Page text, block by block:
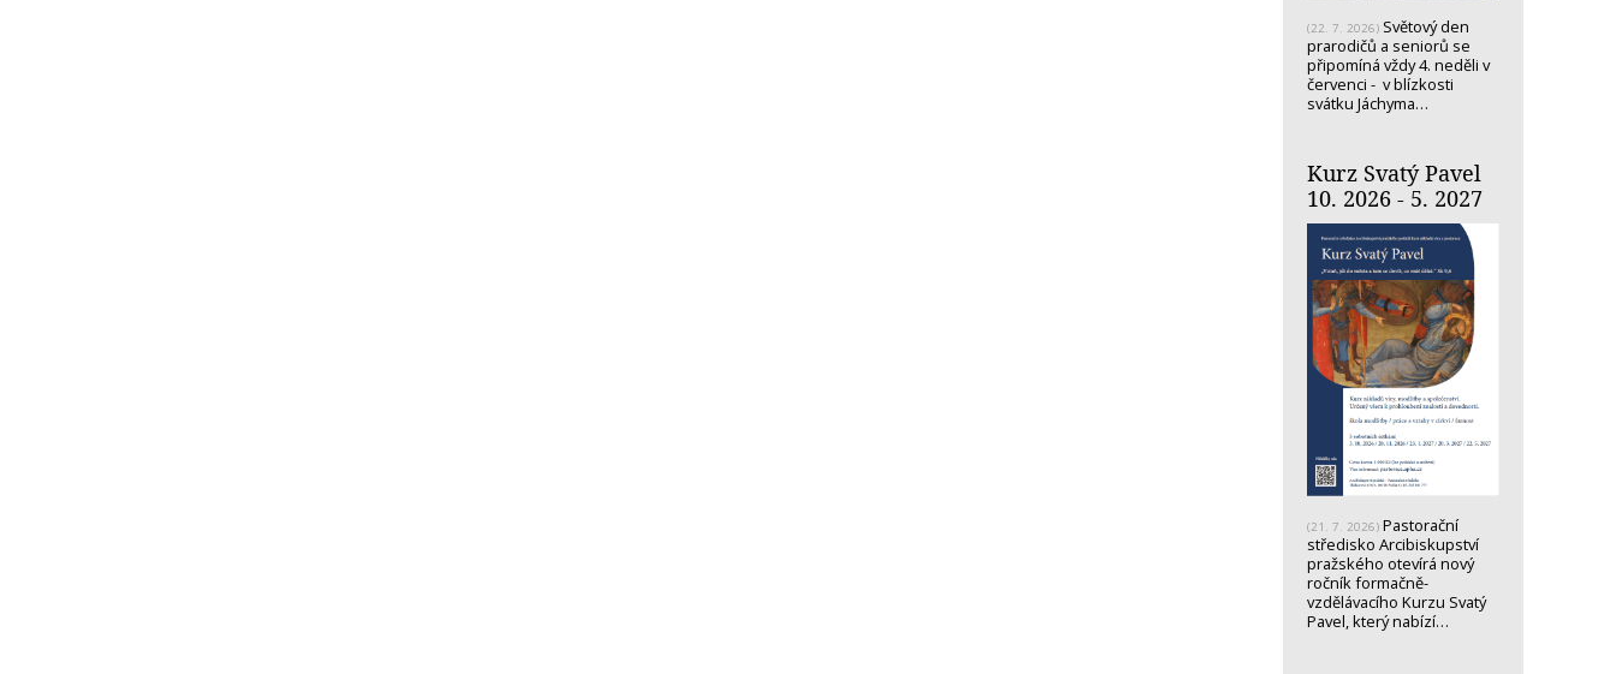
(22. 7. 2026) Světový den
prarodičů a seniorů se
připomíná vždy 4. neděli v
červenci - v blízkosti
svátku Jáchyma…
Kurz Svatý Pavel
10. 2026 - 5. 2027
(21. 7. 2026) Pastorační
středisko Arcibiskupství
pražského otevírá nový
ročník formačně-
vzdělávacího Kurzu Svatý
Pavel, který nabízí…